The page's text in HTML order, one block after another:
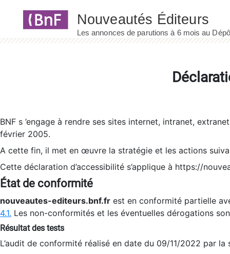
BNF s ’engage à rendre ses sites internet, intranet,
février 2005.
A cette fin, il met en œuvre la stratégie et les actions
Cette déclaration d’accessibilité s’applique à https://
État de conformité
nouveautes-editeurs.bnf.fr est en conformité partielle
4.1. Les non-conformités et les éventuelles dérogations
Résultat des tests
L’audit de conformité réalisé en date du 09/11/2022 par